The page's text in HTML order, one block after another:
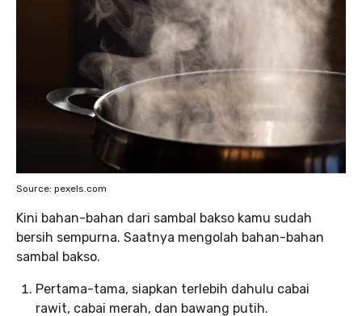
Source: pexels.com
Kini bahan-bahan dari sambal bakso kamu sudah
bersih sempurna. Saatnya mengolah bahan-bahan
sambal bakso.
Pertama-tama, siapkan terlebih dahulu cabai
rawit, cabai merah, dan bawang putih.